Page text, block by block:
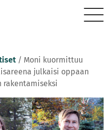
/ Moni kuormittuu
julkaisi oppaan